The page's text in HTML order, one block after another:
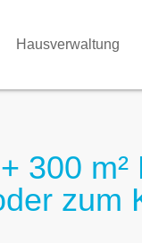
Hausverwaltung
300 m²
zum